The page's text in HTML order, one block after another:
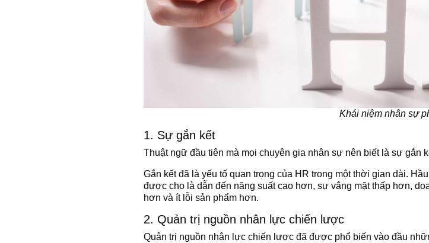
Khái niệm nhân sự
1. Sự gắn kết
Thuật ngữ đầu tiên mà mọi chuyên gia nhân sự nên biết là sự gắn
Gắn kết đã là yếu tố quan trọng của HR trong một thời gian dài.
được cho là dẫn đến năng suất cao hơn, sự vắng mặt thấp hơn,
hơn và ít lỗi sản phẩm hơn.
2. Quản trị nguồn nhân lực chiến lược
Quản trị nguồn nhân lực chiến lược đã được phổ biến vào đầu